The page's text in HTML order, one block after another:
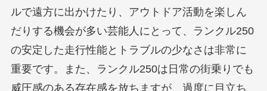
ルで遠方に出かけたり、アウトドア活動を楽しん
だりする機会が多い芸能人にとって、ランクル250
の安定した走行性能とトラブルの少なさは非常に
重要です。また、ランクル250は日常の街乗りでも
威圧感のある存在感を放ちますが、過度に目立ち